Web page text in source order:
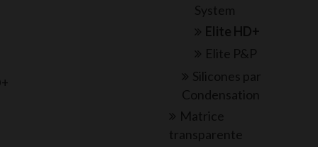
System
Elite HD+
Elite P&P
Silicones par
Condensation
Matrice
transparente